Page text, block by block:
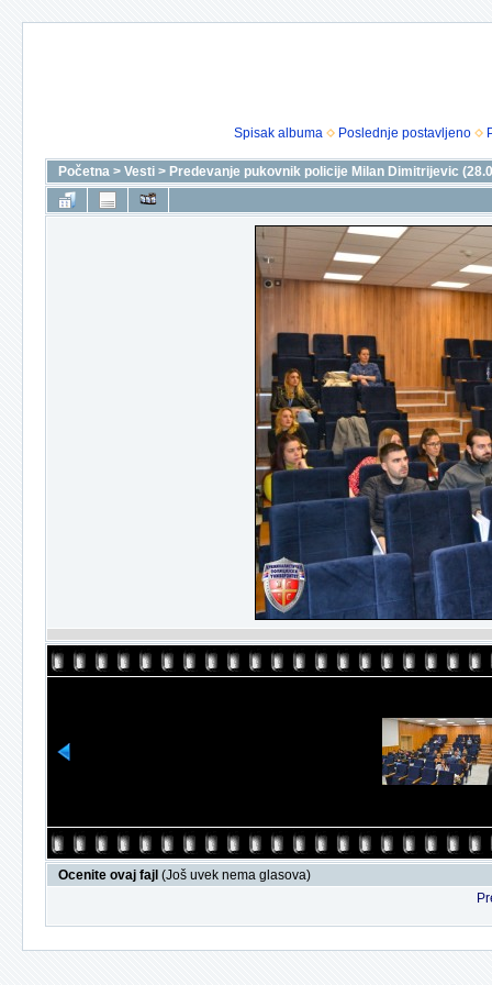
Spisak albuma Poslednje postavljeno
Početna > Vesti > Predevanje pukovnik policije Milan Dimitrijevic
Ocenite ovaj fajl (Još uvek nema glasova)